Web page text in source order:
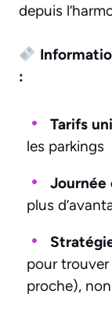
depuis
:
Tarifs
les parkings
Journée
plus
pour trouver
proche),